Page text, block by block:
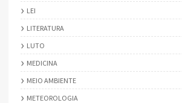
LEI
LITERATURA
LUTO
MEDICINA
MEIO AMBIENTE
METEOROLOGIA